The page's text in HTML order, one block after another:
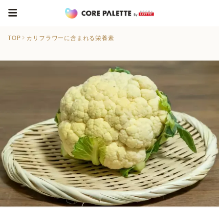
TOP カリフラワーに含まれる栄養素